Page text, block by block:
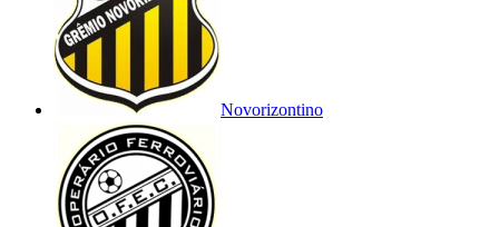
Novorizontino